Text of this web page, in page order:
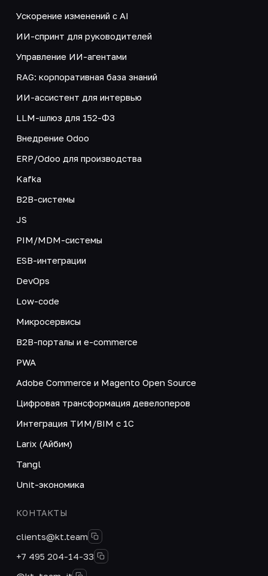
Ускорение изменений с AI
ИИ-спринт для руководителей
Управление ИИ-агентами
RAG: корпоративная база знаний
ИИ-ассистент для интервью
LLM-шлюз для 152-ФЗ
Внедрение Odoo
ERP/Odoo для производства
Kafka
B2B-системы
JS
PIM/MDM-системы
ESB-интеграции
DevOps
Low-code
Микросервисы
B2B-порталы и e-commerce
PWA
Adobe Commerce и Magento Open Source
Цифровая трансформация девелоперов
Интеграция ТИМ/BIM с 1С
Larix (Айбим)
Tangl
Unit-экономика
КОНТАКТЫ
clients@kt.team
+7 495 204-14-33